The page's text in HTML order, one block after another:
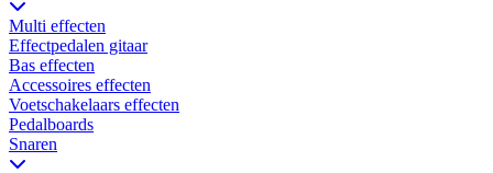
Multi effecten
Effectpedalen gitaar
Bas effecten
Accessoires effecten
Voetschakelaars effecten
Pedalboards
Snaren